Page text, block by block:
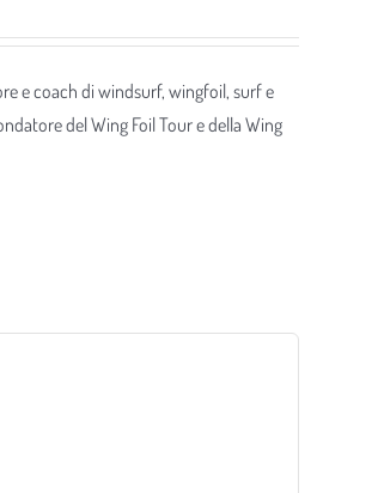
e coach di windsurf, wingfoil, surf e
del Wing Foil Tour e della Wing